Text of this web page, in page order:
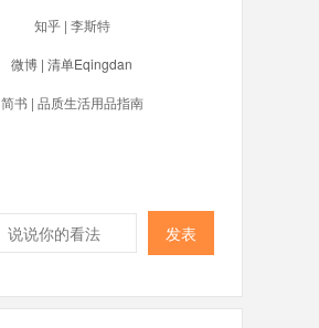
知乎 | 李斯特
微博 | 清单Eqingdan
简书 | 品质生活用品指南
发表